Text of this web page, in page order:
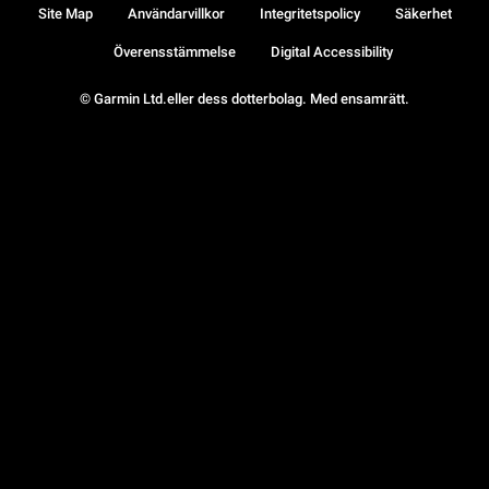
© Garmin Ltd.eller dess dotterbolag. Med ensamrätt.
Site Map Användarvillkor Integritetspolicy Säkerhet
Överensstämmelse Digital Accessibility